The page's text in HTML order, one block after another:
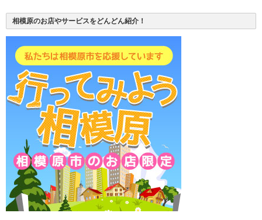
相模原のお店やサービスをどんどん紹介！